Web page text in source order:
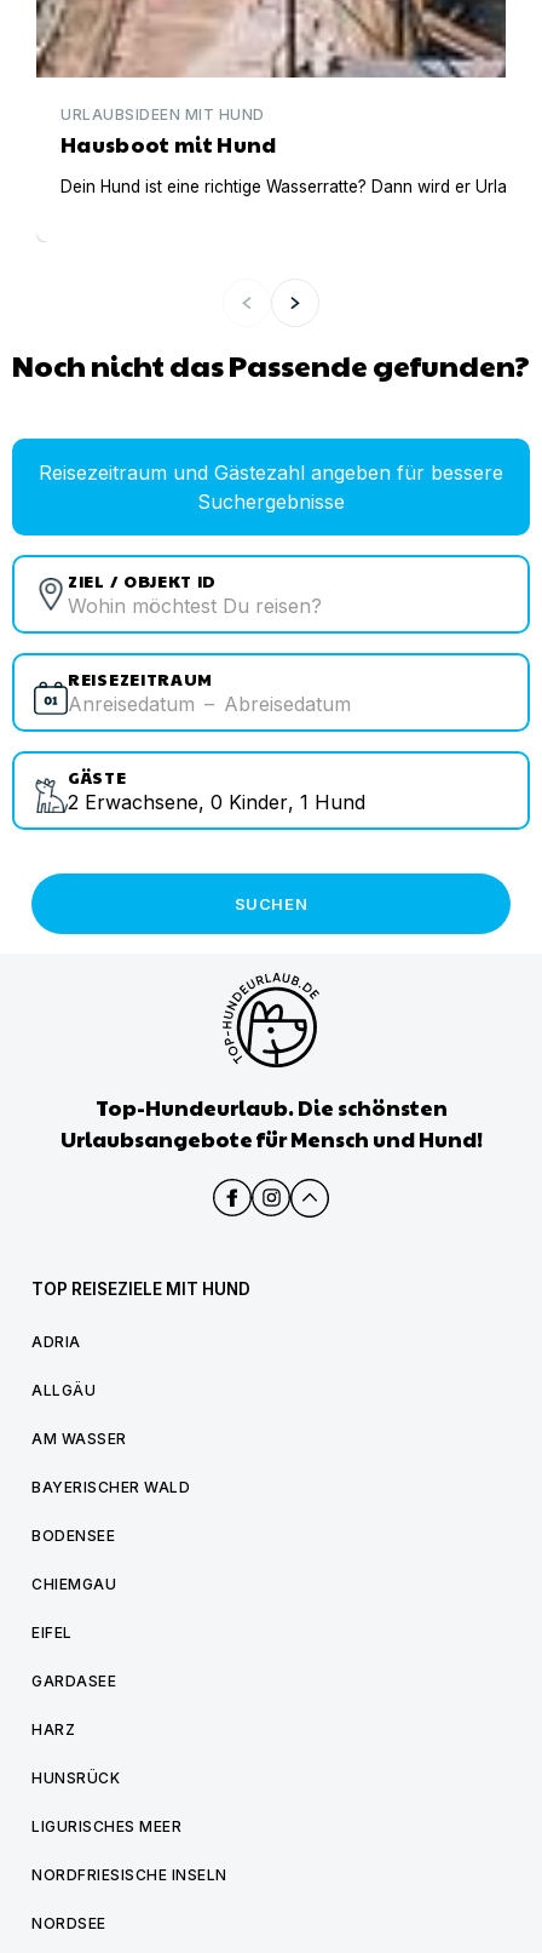
URLAUBSIDEEN MIT HUND
Hausboot mit Hund
Dein Hund ist eine richtige Wasserratte? Dann wird er
Noch nicht das Passende gefunden?
Reisezeitraum und Gästezahl angeben für bessere
Suchergebnisse
ZIEL / OBJEKT ID
REISEZEITRAUM
Anreisedatum – Abreisedatum
GÄSTE
2 Erwachsene, 0 Kinder, 1 Hund
SUCHEN
Top-Hundeurlaub. Die schönsten
Urlaubsangebote für Mensch und Hund!
TOP REISEZIELE MIT HUND
ADRIA
ALLGÄU
AM WASSER
BAYERISCHER WALD
BODENSEE
CHIEMGAU
EIFEL
GARDASEE
HARZ
HUNSRÜCK
LIGURISCHES MEER
NORDFRIESISCHE INSELN
NORDSEE